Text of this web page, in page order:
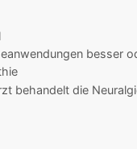
besser
behandelt die